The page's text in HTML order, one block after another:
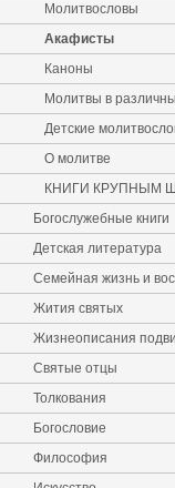
Молитвословы
Акафисты
Каноны
Молитвы в
Детские
О молитве
КНИГИ КРУПНЫМ
Богослужебные книги
Детская литература
Семейная жизнь и
Жития святых
Жизнеописания
Святые отцы
Толкования
Богословие
Философия